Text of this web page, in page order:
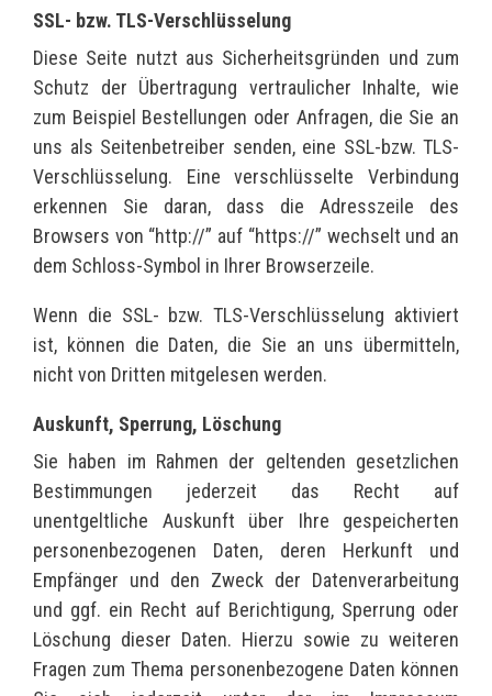
SSL- bzw. TLS-Verschlüsselung
Diese Seite nutzt aus Sicherheitsgründen und zum
Schutz der Übertragung vertraulicher Inhalte, wie
zum Beispiel Bestellungen oder Anfragen, die Sie an
uns als Seitenbetreiber senden, eine SSL-bzw. TLS-
Verschlüsselung. Eine verschlüsselte Verbindung
erkennen Sie daran, dass die Adresszeile des
Browsers von “http://” auf “https://” wechselt und an
dem Schloss-Symbol in Ihrer Browserzeile.
Wenn die SSL- bzw. TLS-Verschlüsselung aktiviert
ist, können die Daten, die Sie an uns übermitteln,
nicht von Dritten mitgelesen werden.
Auskunft, Sperrung, Löschung
Sie haben im Rahmen der geltenden gesetzlichen
Bestimmungen jederzeit das Recht auf
unentgeltliche Auskunft über Ihre gespeicherten
personenbezogenen Daten, deren Herkunft und
Empfänger und den Zweck der Datenverarbeitung
und ggf. ein Recht auf Berichtigung, Sperrung oder
Löschung dieser Daten. Hierzu sowie zu weiteren
Fragen zum Thema personenbezogene Daten können